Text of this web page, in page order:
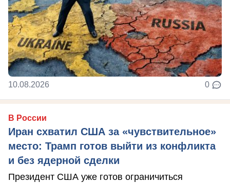
10.08.2026 0
В России
Иран схватил США за «чувствительное»
место: Трамп готов выйти из конфликта
и без ядерной сделки
Президент США уже готов ограничиться